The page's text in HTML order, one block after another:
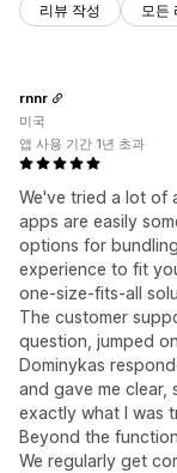
리뷰 작성 모든
We've tried a lot of
apps are easily
options for
experience to fit
one-size-fits-all
The customer
question, jumped
Dominykas
and gave me
exactly what I was
Beyond the
We regularly get
rnnr
미국
앱 사용 기간 1년 초과